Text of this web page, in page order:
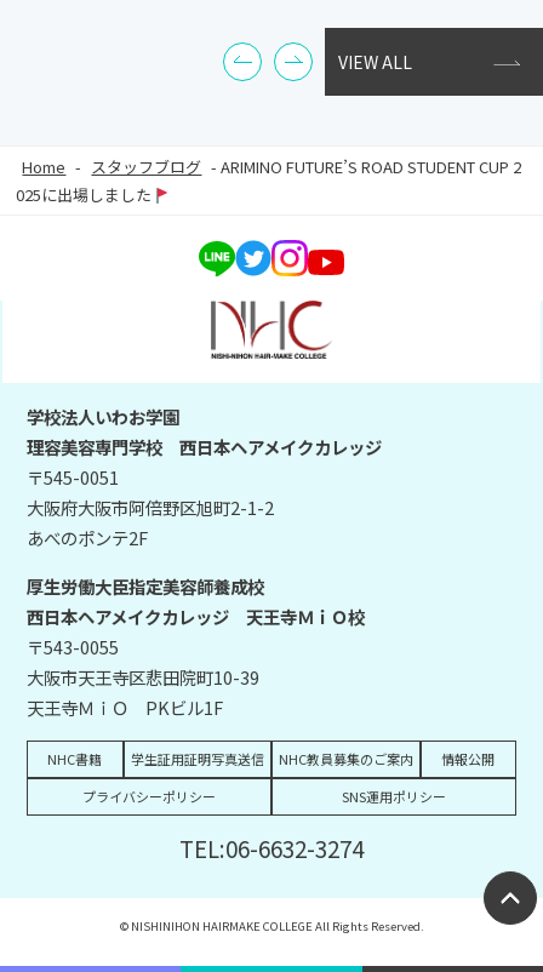
VIEW ALL
Home - スタッフブログ -ARIMINO FUTURE’S ROAD STUDENT CUP 2
025に出場しました
学校法人いわお学園
理容美容専門学校 西日本ヘアメイクカレッジ
〒545-0051
大阪府大阪市阿倍野区旭町2-1-2
あべのポンテ2F
厚生労働大臣指定美容師養成校
西日本ヘアメイクカレッジ 天王寺ＭｉＯ校
〒543-0055
大阪市天王寺区悲田院町10-39
天王寺ＭｉＯ PKビル1F
NHC書籍 学生証用証明写真送信 NHC教員募集のご案内
情報公開
プライバシーポリシー
SNS運用ポリシー
TEL:06-6632-3274
© NISHINIHON HAIRMAKE COLLEGE All Rights Reserved.